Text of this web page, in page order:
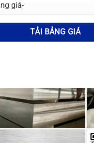
đưa ra lựa chọn phù
thể hiện ưu thế
2124 có độ bền kéo
kể. Ví dụ, ở nhiệt
có độ bền kéo khoảng
6061-T6 chỉ đạt
6061 lại chiếm ưu